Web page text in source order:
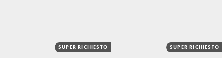
SUPER RICHIESTO SUPER RICHIESTO